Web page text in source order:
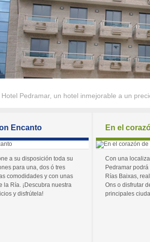
Pedramar, un hotel inmejorable a un
Encanto
a su disposición toda su
para una, dos ó tres
comodidades y con unas
la Ría. ¡Descubra nuestra
y disfrútela!
En el
Con una
Pedramar
Rías Baixas,
Ons o disfrutar
principales